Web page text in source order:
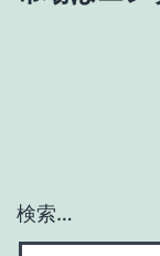
ン
検索…